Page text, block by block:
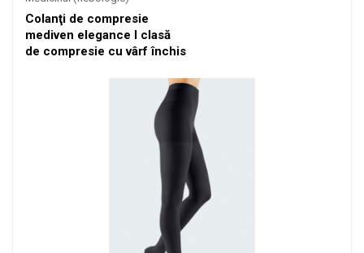
Colanţi de compresie
mediven elegance I clasă
de compresie cu vârf închis